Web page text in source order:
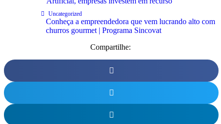
Uncategorized
Conheça a empreendedora que vem lucrando alto com
churros gourmet | Programa Sincovat
Compartilhe: